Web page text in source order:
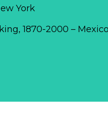
York
1870-2000 – Mexico